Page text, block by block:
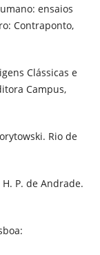
ensaios
Contraponto,
Clássicas e
Campus,
Rio de
P. de Andrade.